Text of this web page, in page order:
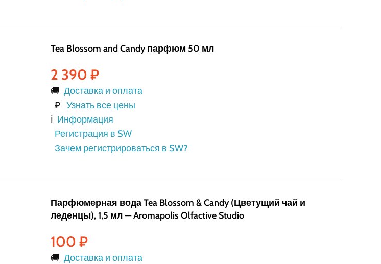
Tea Blossom and Candy парфюм 50 мл
2 390 ₽
🚚 Доставка и оплата
₽ Узнать все цены
ℹ️ Информация
Регистрация в SW
Зачем регистрироваться в SW?
Парфюмерная вода Tea Blossom & Candy (Цветущий чай и
леденцы), 1,5 мл — Aromapolis Olfactive Studio
100 ₽
🚚 Доставка и оплата